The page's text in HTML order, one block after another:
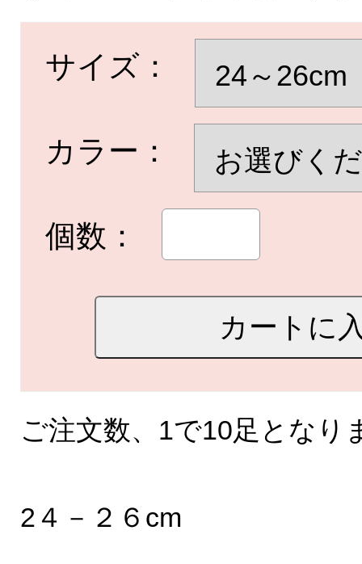
サイズ：
カラー：
個数：
ご注文数、1で10足となり
2４－２６cm